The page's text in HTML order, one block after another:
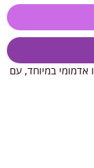
אדמומי במיוחד, עם